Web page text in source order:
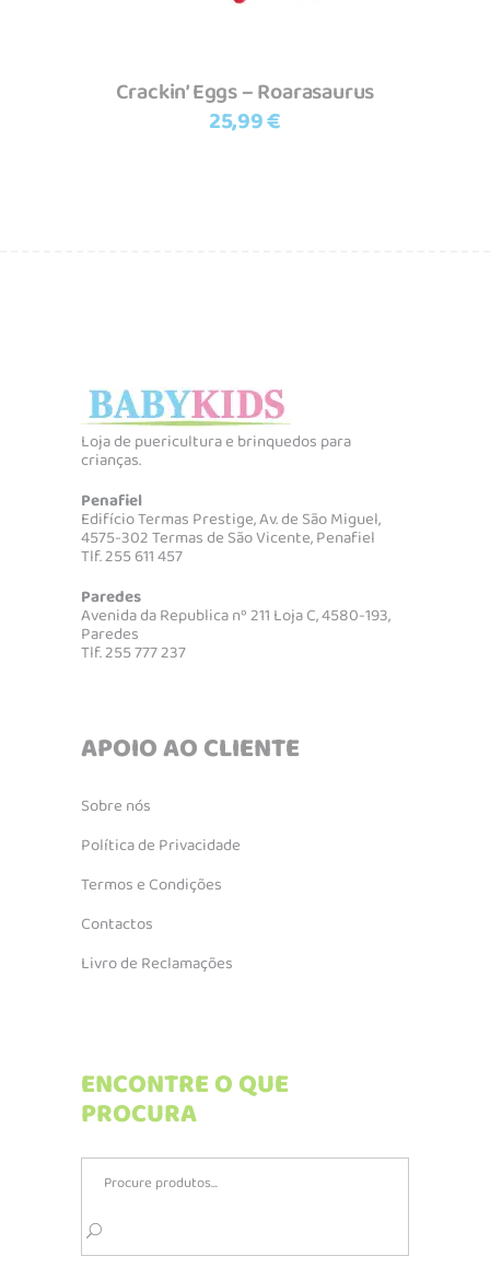
Crackin’ Eggs – Roarasaurus
25,99€
Loja de puericultura e brinquedos para
crianças.
Penafiel
Edifício Termas Prestige, Av. de São Miguel,
4575-302 Termas de São Vicente, Penafiel
Tlf. 255 611 457
Paredes
Avenida da Republica nº 211 Loja C, 4580-193,
Paredes
Tlf. 255 777 237
APOIO AO CLIENTE
Sobre nós
Política de Privacidade
Termos e Condições
Contactos
Livro de Reclamações
ENCONTRE O QUE
PROCURA